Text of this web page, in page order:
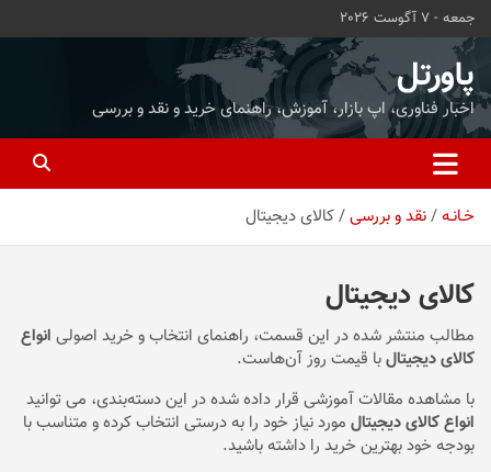
محتوا
بروید
جمعه - 7 آگوست 2026
پاورتل
اخبار فناوری، اپ بازار، آموزش، راهنمای خرید و نقد و بررسی
خـانـه نقد و بررسی کالای دیجیتال
کالای دیجیتال
مطالب منتشر شده در این قسمت، راهنمای انتخاب و خرید اصولی انواع
کالای دیجیتالبا قیمت روز آن‌هاست.
با مشاهده مقالات آموزشی قرار داده شده در این دسته‌بندی، می توانید
انواع کالای دیجیتال مورد نیاز خود را به درستی انتخاب کرده و متناسب با
بودجه خود بهترین خرید را داشته باشید.